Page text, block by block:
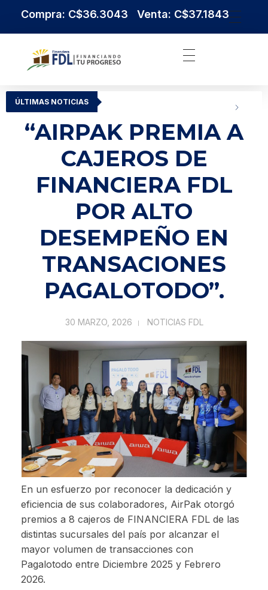
Compra: C$36.3043 Venta: C$37.1843
ÚLTIMAS NOTICIAS
“AIRPAK PREMIA A
CAJEROS DE
FINANCIERA FDL
POR ALTO
DESEMPEÑO EN
TRANSACIONES
PAGALOTODO”.
30 MARZO, 2026 NOTICIAS FDL
En un esfuerzo por reconocer la dedicación y
eficiencia de sus colaboradores, AirPak otorgó
premios a 8 cajeros de FINANCIERA FDL de las
distintas sucursales del país por alcanzar el
mayor volumen de transacciones con
Pagalotodo entre Diciembre 2025 y Febrero
2026.